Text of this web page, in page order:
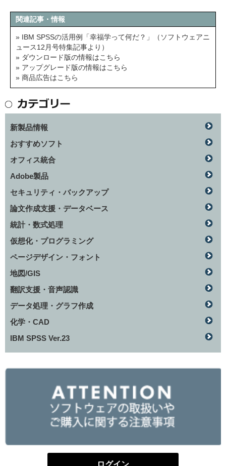
関連記事・情報
» IBM SPSSの活用例「幸福学って何だ？」（ソフトウェアニ
ュース12月号特集記事より）
» ダウンロード版の情報はこちら
» アップグレード版の情報はこちら
» 商品広告はこちら
新製品情報
おすすめソフト
オフィス統合
Adobe製品
セキュリティ・バックアップ
論文作成支援・データベース
統計・数式処理
仮想化・プログラミング
ページデザイン・フォント
地図/GIS
翻訳支援・音声認識
データ処理・グラフ作成
化学・CAD
IBM SPSS Ver.23
ログイン